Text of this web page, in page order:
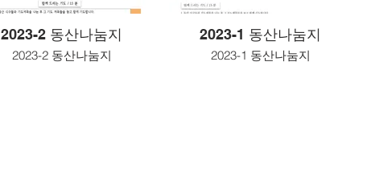
2023-2 동산나눔지
2023-2 동산나눔지
2023-1 동산나눔지
2023-1 동산나눔지